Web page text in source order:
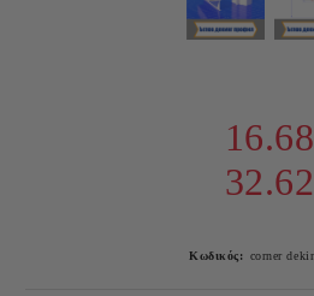
16.68
32.62
Κωδικός: